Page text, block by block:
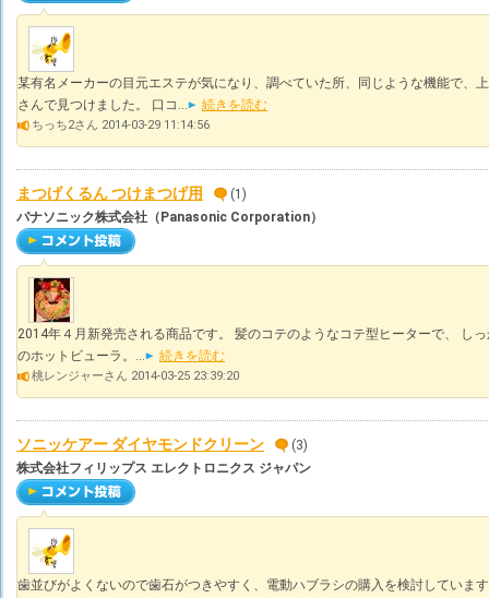
某有名メーカーの目元エステが気になり、調べていた所、同じような機能で、
さんで見つけました。 口コ...
続きを読む
ちっち2さん 2014-03-29 11:14:56
まつげくるん つけまつげ用
(1)
パナソニック株式会社（Panasonic Corporation）
2014年４月新発売される商品です。 髪のコテのようなコテ型ヒーターで、 し
のホットビューラ。...
続きを読む
桃レンジャーさん 2014-03-25 23:39:20
ソニッケアー ダイヤモンドクリーン
(3)
株式会社フィリップス エレクトロニクス ジャパン
歯並びがよくないので歯石がつきやすく、電動ハブラシの購入を検討していま